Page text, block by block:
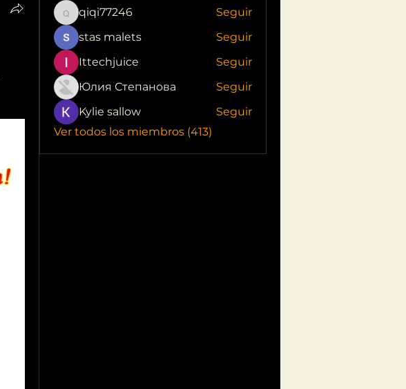
qiqi77246
qiqi77246
Seguir
stas malets
Seguir
Ittechjuice
Seguir
Юлия Степанова
Seguir
Kylie sallow
Seguir
Ver todos los miembros (413)